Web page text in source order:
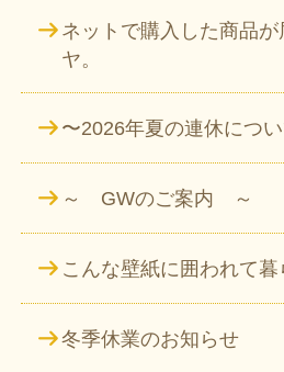
ネットで購入した商品が
ヤ。
〜2026年夏の連休につ
～ GWのご案内 ～
こんな壁紙に囲われて暮
冬季休業のお知らせ